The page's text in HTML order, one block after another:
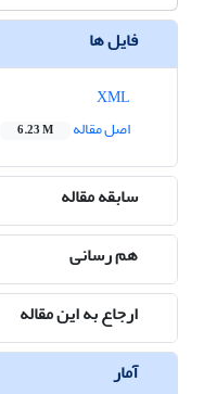
فایل ها
اصل مقاله
6.23 M
سابقه مقاله
هم رسانی
ارجاع به این مقاله
آمار